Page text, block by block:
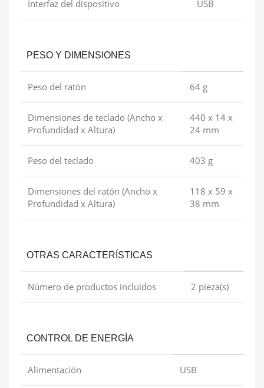
Interfaz del dispositivo USB
PESO Y DIMENSIONES
Peso del ratón 64 g
Dimensiones de teclado (Ancho x
Profundidad x Altura)
440 x 14 x
24 mm
Peso del teclado 403 g
Dimensiones del ratón (Ancho x
Profundidad x Altura)
118 x 59 x
38 mm
OTRAS CARACTERÍSTICAS
Número de productos incluidos 2 pieza(s)
CONTROL DE ENERGÍA
Alimentación USB